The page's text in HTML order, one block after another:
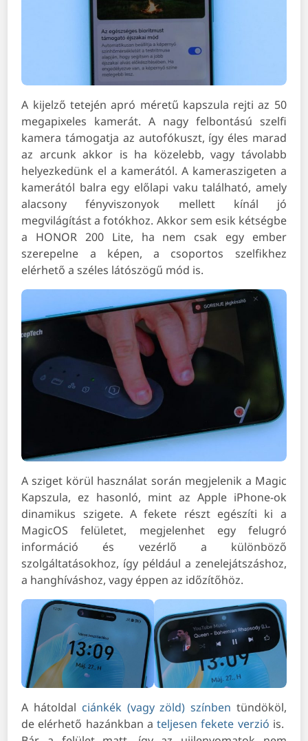
A kijelző tetején apró méretű kapszula rejti az 50
megapixeles kamerát. A nagy felbontású szelfi
kamera támogatja az autofókuszt, így éles marad
az arcunk akkor is ha közelebb, vagy távolabb
helyezkedünk el a kamerától. A kameraszigeten a
kamerától balra egy előlapi vaku található, amely
alacsony fényviszonyok mellett kínál jó
megvilágítást a fotókhoz. Akkor sem esik kétségbe
a HONOR 200 Lite, ha nem csak egy ember
szerepelne a képen, a csoportos szelfikhez
elérhető a széles látószögű mód is.
A sziget körül használat során megjelenik a Magic
Kapszula, ez hasonló, mint az Apple iPhone-ok
dinamikus szigete. A fekete részt egészíti ki a
MagicOS felületet, megjelenhet egy felugró
információ és vezérlő a különböző
szolgáltatásokhoz, így például a zenelejátszáshoz,
a hanghíváshoz, vagy éppen az időzítőhöz.
A hátoldal ciánkék (vagy zöld) színben tündököl,
de elérhető hazánkban ateljesen fekete verzió is.